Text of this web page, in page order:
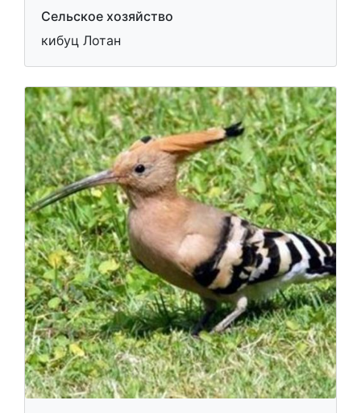
Сельское хозяйство
кибуц Лотан